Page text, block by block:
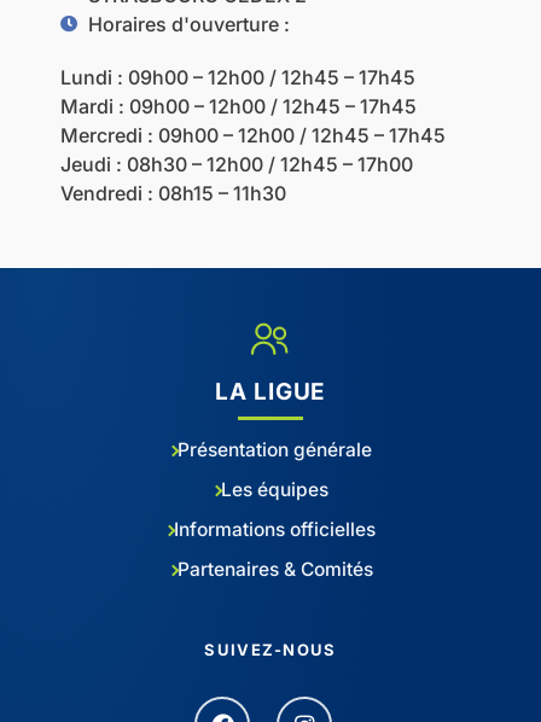
Horaires d'ouverture :
Lundi : 09h00 – 12h00 / 12h45 – 17h45
Mardi : 09h00 – 12h00 / 12h45 – 17h45
Mercredi : 09h00 – 12h00 / 12h45 – 17h45
Jeudi : 08h30 – 12h00 / 12h45 – 17h00
Vendredi : 08h15 – 11h30
LA LIGUE
Présentation générale
Les équipes
Informations officielles
Partenaires & Comités
SUIVEZ-NOUS